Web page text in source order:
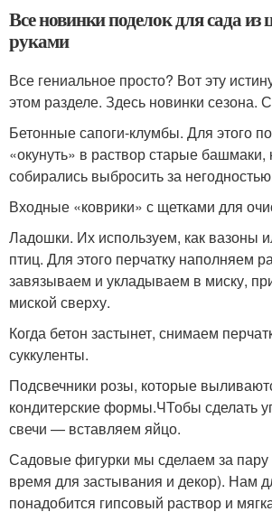
Все новинки поделок для сада из
руками
Все гениальное просто? Вот эту
этом разделе. Здесь новинки сезона.
Бетонные сапоги-клумбы. Для этого
«окунуть» в раствор старые
собирались выбросить за
Входные «коврики» с щетками для
Ладошки. Их используем, как вазоны
птиц. Для этого перчатку наполняем
завязываем и укладываем в миску,
миской сверху.
Когда бетон застынет, снимаем
суккуленты.
Подсвечники розы, которые
кондитерские формы.ЧТобы сделать
свечи — вставляем яйцо.
Садовые фигурки мы сделаем за пару
время для застывания и декор). Нам
понадобится гипсовый раствор и